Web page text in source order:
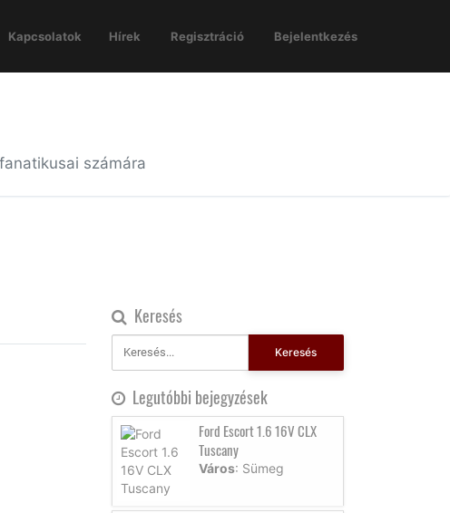
Kapcsolatok Hírek Regisztráció Bejelentkezés
számára
Keresés
Keresés
Legutóbbi bejegyzések
Ford Escort 1.6 16V CLX
Tuscany
Város: Sümeg